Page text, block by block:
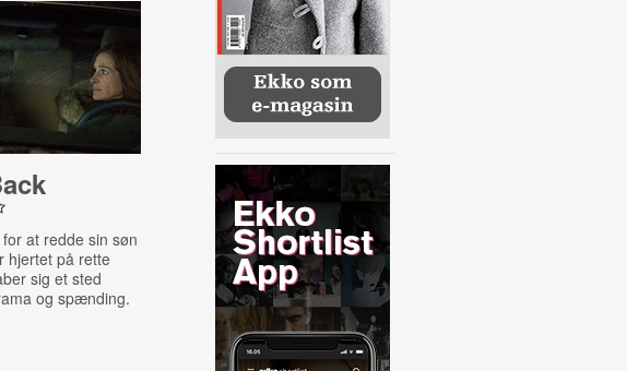
at redde sin søn
hjertet på rette
sig et sted
og spænding.